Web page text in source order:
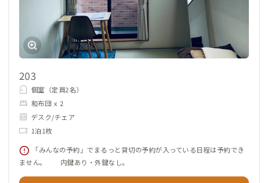
203
個室（定員2名）
和布団 x 2
デスク/チェア
1泊1枚
「みんなの予約」でまるっと貸切の予約が入っている日程は予約でき
ません。 内鍵あり・外鍵なし。